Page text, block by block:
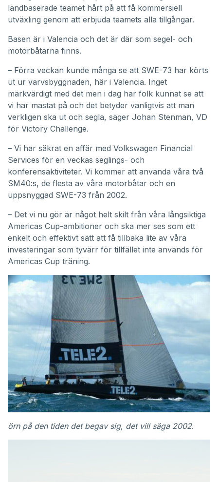
landbaserade teamet hårt på att få kommersiell
utväxling genom att erbjuda teamets alla tillgångar.
Basen är i Valencia och det är där som segel- och
motorbåtarna finns.
– Förra veckan kunde många se att SWE-73 har körts
ut ur varvsbyggnaden, här i Valencia. Inget
märkvärdigt med det men i dag har folk kunnat se att
vi har mastat på och det betyder vanligtvis att man
verkligen ska ut och segla, säger Johan Stenman, VD
för Victory Challenge.
– Vi har säkrat en affär med Volkswagen Financial
Services för en veckas seglings- och
konferensaktiviteter. Vi kommer att använda våra två
SM40:s, de flesta av våra motorbåtar och en
uppsnyggad SWE-73 från 2002.
– Det vi nu gör är något helt skilt från våra långsiktiga
Americas Cup-ambitioner och ska mer ses som ett
enkelt och effektivt sätt att få tillbaka lite av våra
investeringar som tyvärr för tillfället inte används för
Americas Cup träning.
örn på den tiden det begav sig, det vill säga 2002.